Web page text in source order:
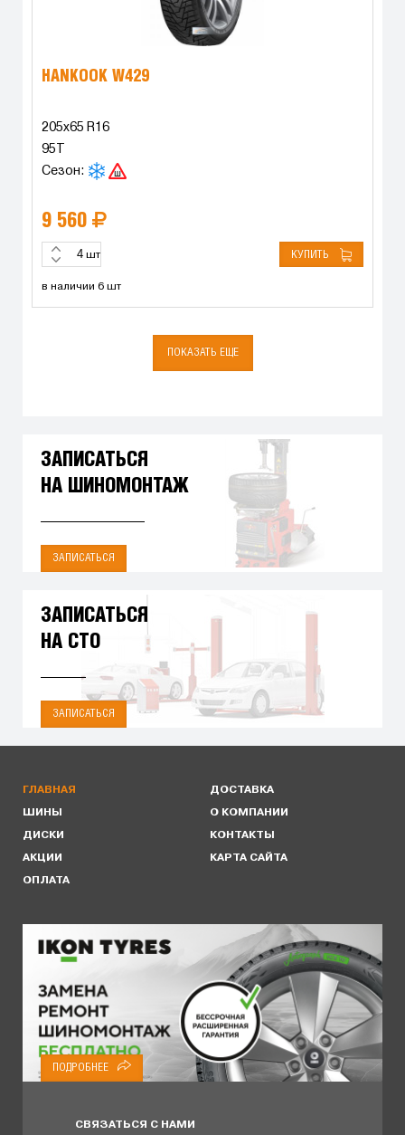
HANKOOK W429
205x65 R16
95T
Сезон:
9 560
шт КУПИТЬ
в наличии 6 шт
ПОКАЗАТЬ ЕЩЕ
ЗАПИСАТЬСЯ
НА ШИНОМОНТАЖ
ЗАПИСАТЬСЯ
ЗАПИСАТЬСЯ
НА СТО
ЗАПИСАТЬСЯ
ГЛАВНАЯ
ШИНЫ
ДИСКИ
АКЦИИ
ОПЛАТА
ДОСТАВКА
О КОМПАНИИ
КОНТАКТЫ
КАРТА САЙТА
ПОДРОБНЕЕ
СВЯЗАТЬСЯ С НАМИ